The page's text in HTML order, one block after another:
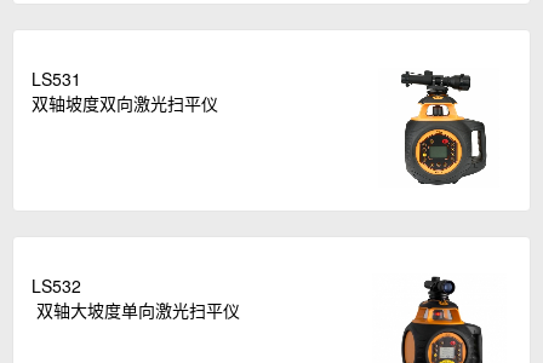
LS531
双轴坡度双向激光扫平仪
LS532
双轴大坡度单向激光扫平仪